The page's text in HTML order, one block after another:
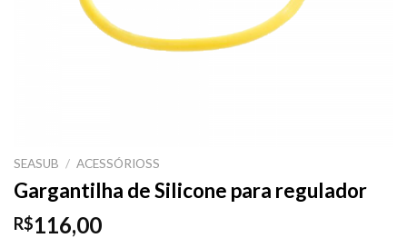
SEASUB / ACESSÓRIOSS
Gargantilha de Silicone para regulador
R$116,00